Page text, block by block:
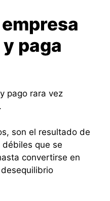
paga
pago rara vez
son el resultado de
que se
convertirse en